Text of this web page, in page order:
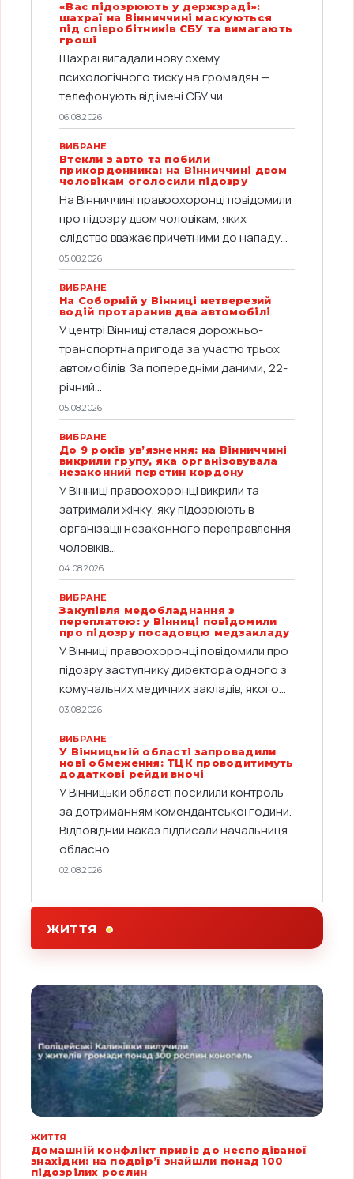
«Вас підозрюють у держзраді»:
шахраї на Вінниччині маскуються
під співробітників СБУ та вимагають
гроші
Шахраї вигадали нову схему
психологічного тиску на громадян —
телефонують від імені СБУ чи...
06.08.2026
ВИБРАНЕ
Втекли з авто та побили
прикордонника: на Вінниччині двом
чоловікам оголосили підозру
На Вінниччині правоохоронці повідомили
про підозру двом чоловікам, яких
слідство вважає причетними до нападу...
05.08.2026
ВИБРАНЕ
На Соборній у Вінниці нетверезий
водій протаранив два автомобілі
У центрі Вінниці сталася дорожньо-
транспортна пригода за участю трьох
автомобілів. За попередніми даними, 22-
річний...
05.08.2026
ВИБРАНЕ
До 9 років ув’язнення: на Вінниччині
викрили групу, яка організовувала
незаконний перетин кордону
У Вінниці правоохоронці викрили та
затримали жінку, яку підозрюють в
організації незаконного переправлення
чоловіків...
04.08.2026
ВИБРАНЕ
Закупівля медобладнання з
переплатою: у Вінниці повідомили
про підозру посадовцю медзакладу
У Вінниці правоохоронці повідомили про
підозру заступнику директора одного з
комунальних медичних закладів, якого...
03.08.2026
ВИБРАНЕ
У Вінницькій області запровадили
нові обмеження: ТЦК проводитимуть
додаткові рейди вночі
У Вінницькій області посилили контроль
за дотриманням комендантської години.
Відповідний наказ підписали начальниця
обласної...
02.08.2026
ЖИТТЯ
ЖИТТЯ
Домашній конфлікт привів до несподіваної
знахідки: на подвір’ї знайшли понад 100
підозрілих рослин